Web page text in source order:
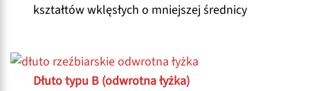
kształtów wklęsłych o mniejszej średnicy
Dłuto typu B (odwrotna łyżka)